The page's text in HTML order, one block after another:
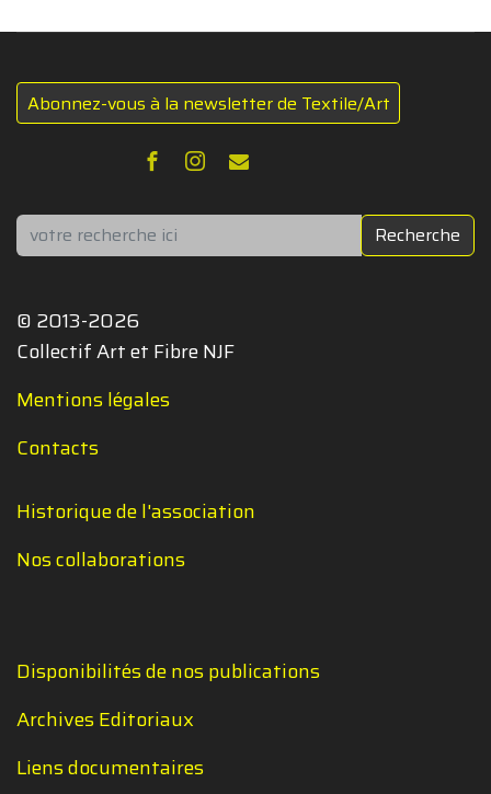
Abonnez-vous à la newsletter de Textile/Art
Rechercher Recherche
© 2013-2026
Collectif Art et Fibre NJF
Mentions légales
Contacts
Historique de l'association
Nos collaborations
Disponibilités de nos publications
Archives Editoriaux
Liens documentaires